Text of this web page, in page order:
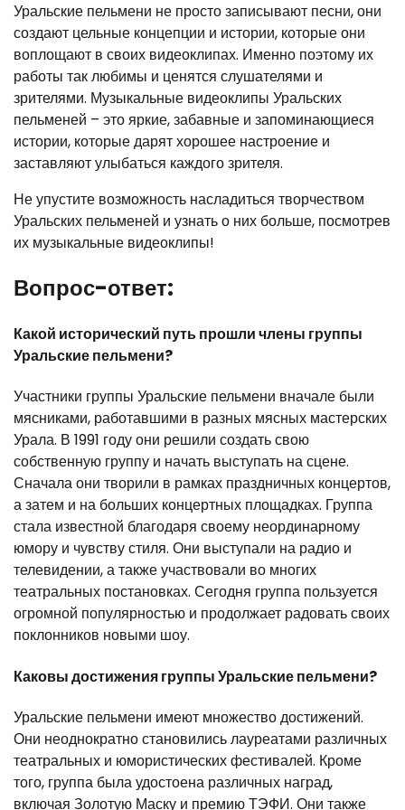
Уральские пельмени не просто записывают песни, они
создают цельные концепции и истории, которые они
воплощают в своих видеоклипах. Именно поэтому их
работы так любимы и ценятся слушателями и
зрителями. Музыкальные видеоклипы Уральских
пельменей – это яркие, забавные и запоминающиеся
истории, которые дарят хорошее настроение и
заставляют улыбаться каждого зрителя.
Не упустите возможность насладиться творчеством
Уральских пельменей и узнать о них больше, посмотрев
их музыкальные видеоклипы!
Вопрос-ответ:
Какой исторический путь прошли члены группы
Уральские пельмени?
Участники группы Уральские пельмени вначале были
мясниками, работавшими в разных мясных мастерских
Урала. В 1991 году они решили создать свою
собственную группу и начать выступать на сцене.
Сначала они творили в рамках праздничных концертов,
а затем и на больших концертных площадках. Группа
стала известной благодаря своему неординарному
юмору и чувству стиля. Они выступали на радио и
телевидении, а также участвовали во многих
театральных постановках. Сегодня группа пользуется
огромной популярностью и продолжает радовать своих
поклонников новыми шоу.
Каковы достижения группы Уральские пельмени?
Уральские пельмени имеют множество достижений.
Они неоднократно становились лауреатами различных
театральных и юмористических фестивалей. Кроме
того, группа была удостоена различных наград,
включая Золотую Маску и премию ТЭФИ. Они также